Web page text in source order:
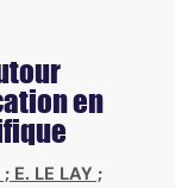
en
; E. LE LAY ;